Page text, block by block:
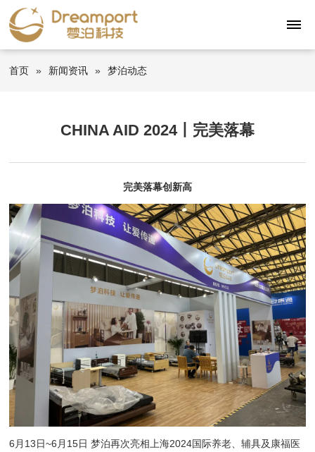
首页 » 新闻资讯 » 梦泊动态
CHINA AID 2024丨完美落幕
完美落幕创新高
6月13日~6月15日 梦泊再次亮相上海2024国际养老、辅具及康福医